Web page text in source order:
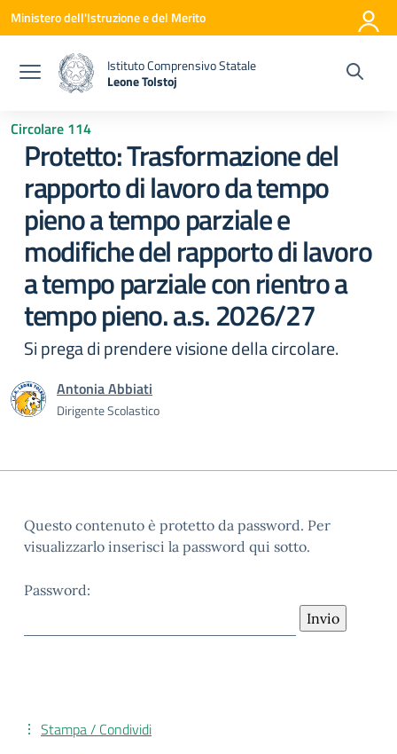
Vai ai contenuti
Vai al menu di navigazione
Vai al footer
Ministero dell'Istruzione e del Merito
Istituto Comprensivo Statale
Leone Tolstoj
Circolare 114
Protetto: Trasformazione del
rapporto di lavoro da tempo
pieno a tempo parziale e
modifiche del rapporto di lavoro
a tempo parziale con rientro a
tempo pieno. a.s. 2026/27
Si prega di prendere visione della circolare.
Antonia Abbiati
Dirigente Scolastico
Questo contenuto è protetto da password. Per
visualizzarlo inserisci la password qui sotto.
Password:
Stampa / Condividi